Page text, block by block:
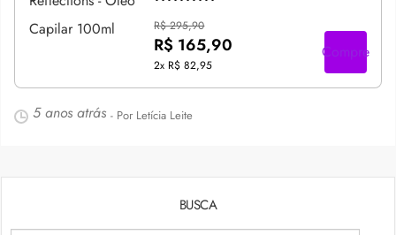
R$ 295,90
R$ 165,90
2x R$ 82,95
Compre
5 anos atrás - Por Letícia Leite
BUSCA